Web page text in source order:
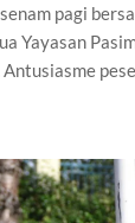
pagi
Yayasan